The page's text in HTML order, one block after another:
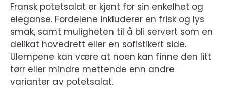
Fransk potetsalat er kjent for sin enkelhet og
eleganse. Fordelene inkluderer en frisk og lys
smak, samt muligheten til å bli servert som en
delikat hovedrett eller en sofistikert side.
Ulempene kan være at noen kan finne den litt
tørr eller mindre mettende enn andre
varianter av potetsalat.